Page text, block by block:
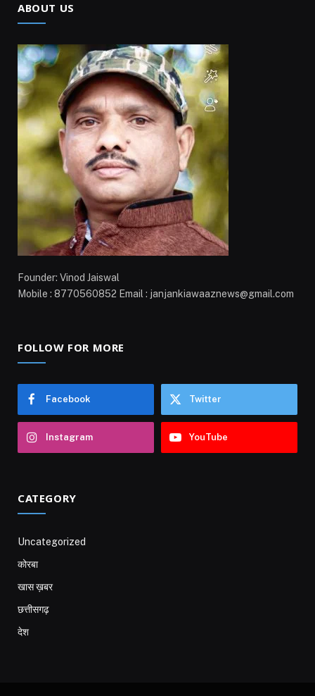
ABOUT US
Founder: Vinod Jaiswal
Mobile : 8770560852 Email : janjankiawaaznews@gmail.com
FOLLOW FOR MORE
Facebook Twitter
Instagram YouTube
CATEGORY
Uncategorized
कोरबा
खास ख़बर
छत्तीसगढ़
देश